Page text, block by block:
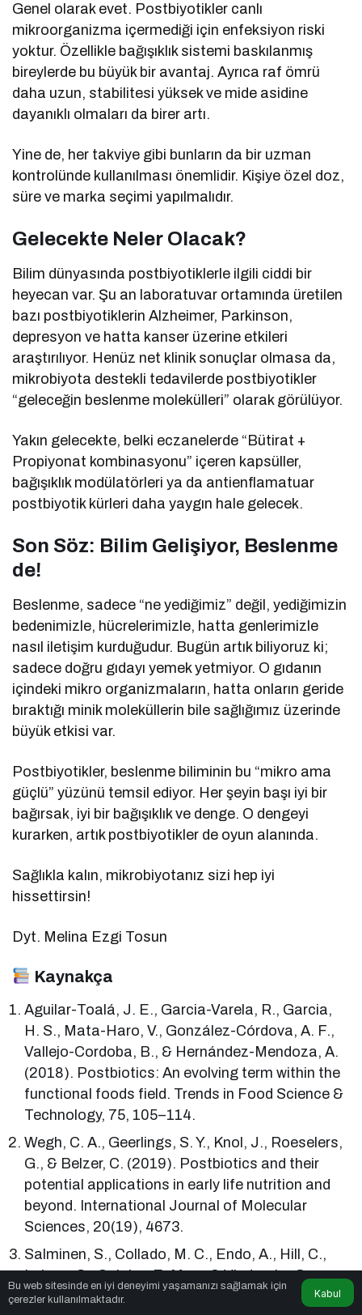
Genel olarak evet. Postbiyotikler canlı
mikroorganizma içermediği için enfeksiyon riski
yoktur. Özellikle bağışıklık sistemi baskılanmış
bireylerde bu büyük bir avantaj. Ayrıca raf ömrü
daha uzun, stabilitesi yüksek ve mide asidine
dayanıklı olmaları da birer artı.
Yine de, her takviye gibi bunların da bir uzman
kontrolünde kullanılması önemlidir. Kişiye özel doz,
süre ve marka seçimi yapılmalıdır.
Gelecekte Neler Olacak?
Bilim dünyasında postbiyotiklerle ilgili ciddi bir
heyecan var. Şu an laboratuvar ortamında üretilen
bazı postbiyotiklerin Alzheimer, Parkinson,
depresyon ve hatta kanser üzerine etkileri
araştırılıyor. Henüz net klinik sonuçlar olmasa da,
mikrobiyota destekli tedavilerde postbiyotikler
“geleceğin beslenme molekülleri” olarak görülüyor.
Yakın gelecekte, belki eczanelerde “Bütirat +
Propiyonat kombinasyonu” içeren kapsüller,
bağışıklık modülatörleri ya da antienflamatuar
postbiyotik kürleri daha yaygın hale gelecek.
Son Söz: Bilim Gelişiyor, Beslenme
de!
Beslenme, sadece “ne yediğimiz” değil, yediğimizin
bedenimizle, hücrelerimizle, hatta genlerimizle
nasıl iletişim kurduğudur. Bugün artık biliyoruz ki;
sadece doğru gıdayı yemek yetmiyor. O gıdanın
içindeki mikro organizmaların, hatta onların geride
bıraktığı minik moleküllerin bile sağlığımız üzerinde
büyük etkisi var.
Postbiyotikler, beslenme biliminin bu “mikro ama
güçlü” yüzünü temsil ediyor. Her şeyin başı iyi bir
bağırsak, iyi bir bağışıklık ve denge. O dengeyi
kurarken, artık postbiyotikler de oyun alanında.
Sağlıkla kalın, mikrobiyotanız sizi hep iyi
hissettirsin!
Dyt. Melina Ezgi Tosun
Kaynakça
Aguilar-Toalá, J. E., Garcia-Varela, R., Garcia,
H. S., Mata-Haro, V., González-Córdova, A. F.,
Vallejo-Cordoba, B., & Hernández-Mendoza, A.
(2018). Postbiotics: An evolving term within the
functional foods field. Trends in Food Science &
Technology, 75, 105–114.
Wegh, C. A., Geerlings, S. Y., Knol, J., Roeselers,
G., & Belzer, C. (2019). Postbiotics and their
potential applications in early life nutrition and
beyond. International Journal of Molecular
Sciences, 20(19), 4673.
Salminen, S., Collado, M. C., Endo, A., Hill, C.,
Lebeer, S., Quigley, E. M., … & Vinderola, G.
(2021). The International Scientific Association
Bu web sitesinde en iyi deneyimi yaşamanızı sağlamak için
çerezler kullanılmaktadır.
Kabul